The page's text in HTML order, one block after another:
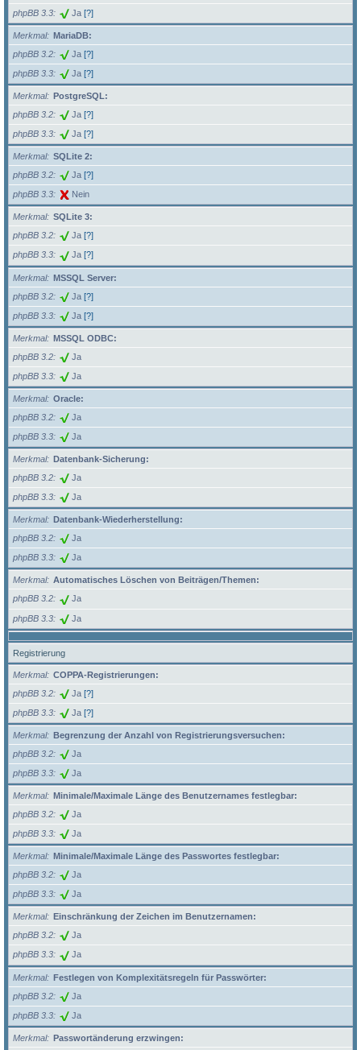
phpBB 3.3 Ja [?]
Merkmal
MariaDB:
phpBB 3.2
Ja [?]
phpBB 3.3 Ja [?]
Merkmal
PostgreSQL:
phpBB 3.2
Ja [?]
phpBB 3.3 Ja [?]
Merkmal
SQLite 2:
phpBB 3.2
Ja [?]
phpBB 3.3 Nein
Merkmal
SQLite 3:
phpBB 3.2
Ja [?]
phpBB 3.3 Ja [?]
Merkmal
MSSQL Server:
phpBB 3.2
Ja [?]
phpBB 3.3 Ja [?]
Merkmal
MSSQL ODBC:
phpBB 3.2
Ja
phpBB 3.3 Ja
Merkmal
Oracle:
phpBB 3.2
Ja
phpBB 3.3 Ja
Merkmal
Datenbank-Sicherung:
phpBB 3.2
Ja
phpBB 3.3 Ja
Merkmal
Datenbank-Wiederherstellung:
phpBB 3.2
Ja
phpBB 3.3 Ja
Merkmal
Automatisches Löschen von Beiträgen/Themen:
phpBB 3.2
Ja
phpBB 3.3 Ja
Registrierung
Merkmal
COPPA-Registrierungen:
phpBB 3.2
Ja [?]
phpBB 3.3 Ja [?]
Merkmal
Begrenzung der Anzahl von Registrierungsversuchen:
phpBB 3.2
Ja
phpBB 3.3 Ja
Merkmal
Minimale/Maximale Länge des Benutzernames festlegbar:
phpBB 3.2
Ja
phpBB 3.3 Ja
Merkmal
Minimale/Maximale Länge des Passwortes festlegbar:
phpBB 3.2
Ja
phpBB 3.3 Ja
Merkmal
Einschränkung der Zeichen im Benutzernamen:
phpBB 3.2
Ja
phpBB 3.3 Ja
Merkmal
Festlegen von Komplexitätsregeln für Passwörter:
phpBB 3.2
Ja
phpBB 3.3 Ja
Merkmal
Passwortänderung erzwingen: